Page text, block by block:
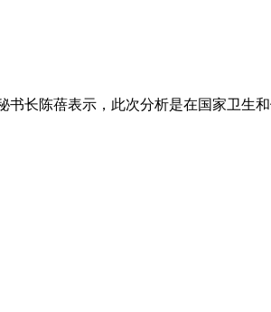
长陈蓓表示，此次分析是在国家卫生